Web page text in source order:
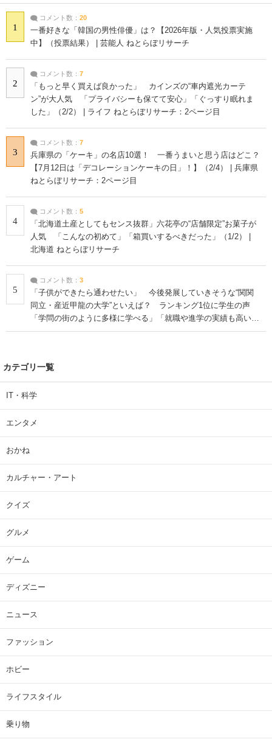
1
コメント数： 20
一番好きな「韓国の男性俳優」は？【2026年版・人気投票実施
中】（投票結果） | 芸能人 ねとらぼリサーチ
2
コメント数： 7
「もっと早く買えば良かった」 カインズの“車内遮光カーテ
ン”が大人気 「プライバシーも保てて安心」「ぐっすり眠れま
した」（2/2） | ライフ ねとらぼリサーチ：2ページ目
3
コメント数： 7
兵庫県の「ケーキ」の名店10選！ 一番うまいと思う店はどこ？
【7月12日は「デコレーションケーキの日」！】（2/4） | 兵庫県
ねとらぼリサーチ：2ページ目
4
コメント数： 5
「北海道土産としてもセンス抜群」六花亭の“店舗限定”お菓子が
人気 「こんなの初めて」「箱買いするべきだった」（1/2） |
北海道 ねとらぼリサーチ
5
コメント数： 3
「子供ができたら通わせたい」 今後発展していきそうな“関関
同立・産近甲龍の大学”といえば？ ランキング1位に学生の声
「学問の街のように多様に学べる」「就職や進学の実績も高い」
| 大学 ねとらぼリサーチ
カテゴリ一覧
IT・科学
エンタメ
おかね
カルチャー・アート
クイズ
グルメ
ゲーム
ディズニー
ニュース
ファッション
ホビー
ライフスタイル
乗り物